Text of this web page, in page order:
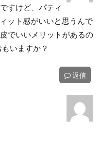
すけど、パティ
ット感がいいと思うんで
でいいメリットがあるの
いますか？
返信